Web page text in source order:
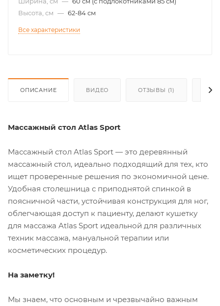
Высота, см — 62-84 см
Все характеристики
ОПИСАНИЕ ВИДЕО ОТЗЫВЫ (1)
Массажный стол Atlas Sport
Массажный стол Atlas Sport — это деревянный
массажный стол, идеально подходящий для тех, кто
ищет проверенные решения по экономичной цене.
Удобная столешница с приподнятой спинкой в ​​
поясничной части, устойчивая конструкция для ног,
облегчающая доступ к пациенту, делают кушетку
для массажа Atlas Sport идеальной для различных
техник массажа, мануальной терапии или
косметических процедур.
На заметку!
Мы знаем, что основным и чрезвычайно важным